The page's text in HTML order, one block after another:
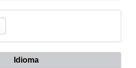
Idioma